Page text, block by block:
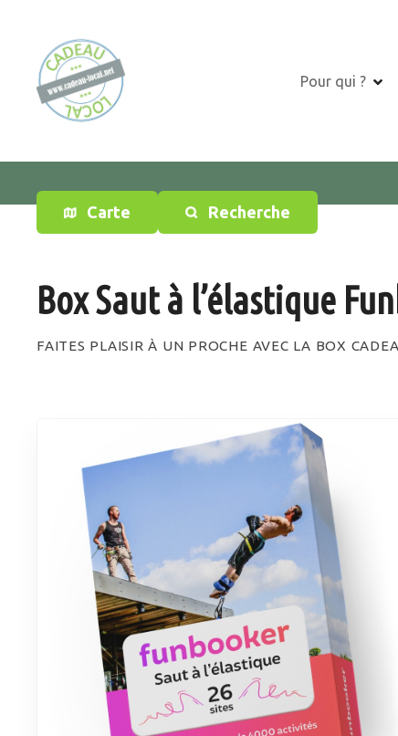
o
t
Pour qui ?
Carte Recherche
Box Saut à l’élastique
FAITES PLAISIR À UN PROCHE AVEC LA BOX